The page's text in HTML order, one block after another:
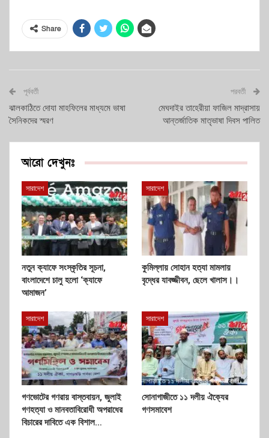
Share
পূর্ববর্তী
ঝালকাঠিতে দোযা মাহফিলের মাধ্যমে ভাষা
সৈনিকদের স্মরণ
পরবর্তী
মেঘদাইর তাহেরীয়া ফাজিল মাদ্রাসায়
আন্তর্জাতিক মাতৃভাষা দিবস পালিত
আরো দেখুনঃ
সারাদেশ
নতুন ক্যাফে সংস্কৃতির সূচনা,
বাংলাদেশে চালু হলো ‘ক্যাফে
আমাজন’
সারাদেশ
কুমিল্লায় সোহান হত্যা মামলায়
বৃদ্ধের যাবজ্জীবন, ছেলে খালাস।।
সারাদেশ
গণভোটের গণরায় বাস্তবায়ন, জুলাই
গণহত্যা ও মানবতাবিরোধী অপরাধের
বিচারের দাবিতে এক বিশাল…
সারাদেশ
সোনাগাজীতে ১১ দলীয় ঐক্যের
গণসমাবেশ